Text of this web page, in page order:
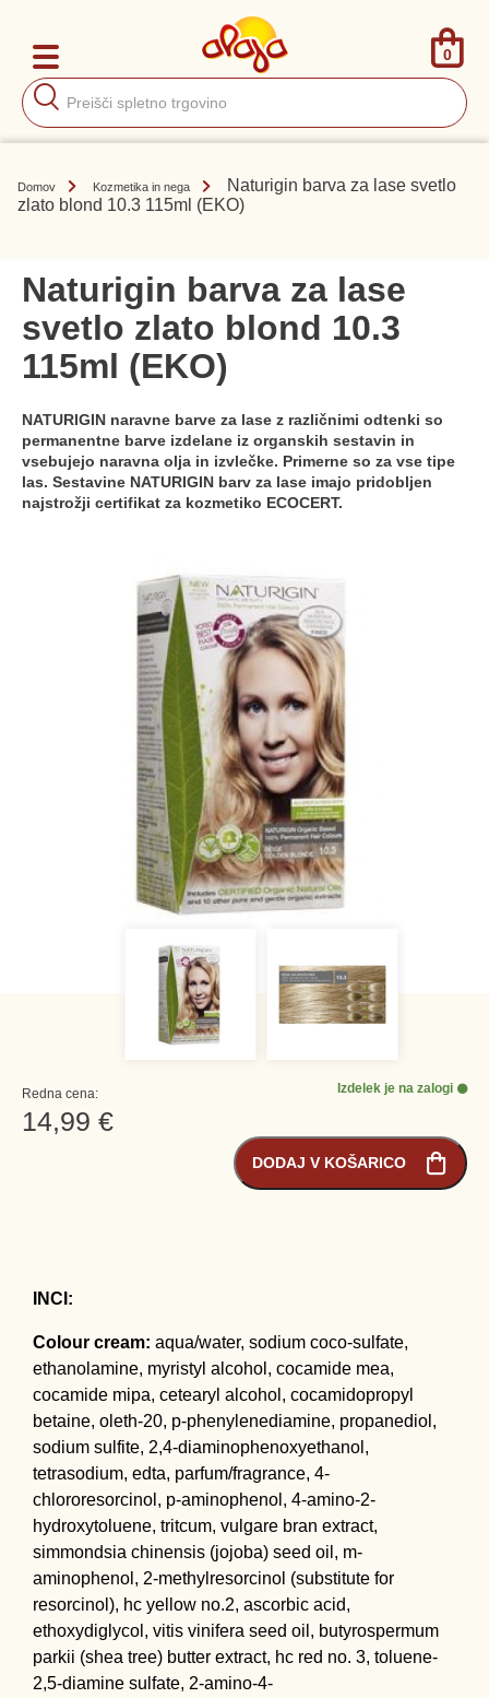
Products
search
0
Domov Kozmetika in nega
Naturigin barva za lase svetlo
zlato blond 10.3 115ml (EKO)
Naturigin barva za lase
svetlo zlato blond 10.3
115ml (EKO)
NATURIGIN naravne barve za lase z različnimi odtenki so
permanentne barve izdelane iz organskih sestavin in
vsebujejo naravna olja in izvlečke. Primerne so za vse tipe
las. Sestavine NATURIGIN barv za lase imajo pridobljen
najstrožji certifikat za kozmetiko ECOCERT.
Redna cena:
14,99 €
Izdelek je na zalogi
DODAJ V KOŠARICO
INCI:
Colour cream: aqua/water, sodium coco-sulfate,
ethanolamine, myristyl alcohol, cocamide mea,
cocamide mipa, cetearyl alcohol, cocamidopropyl
betaine, oleth-20, p-phenylenediamine, propanediol,
sodium sulfite, 2,4-diaminophenoxyethanol,
tetrasodium, edta, parfum/fragrance, 4-
chlororesorcinol, p-aminophenol, 4-amino-2-
hydroxytoluene, tritcum, vulgare bran extract,
simmondsia chinensis (jojoba) seed oil, m-
aminophenol, 2-methylresorcinol (substitute for
resorcinol), hc yellow no.2, ascorbic acid,
ethoxydiglycol, vitis vinifera seed oil, butyrospermum
parkii (shea tree) butter extract, hc red no. 3, toluene-
2,5-diamine sulfate, 2-amino-4-